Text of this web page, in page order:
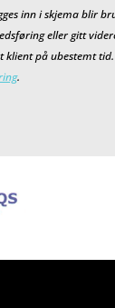
inn i skjema blir
eller gitt
klient på ubestemt
.